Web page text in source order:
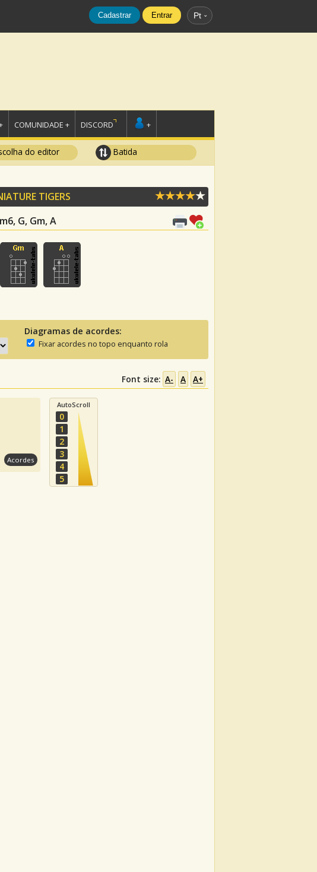
Cadastrar Entrar Pt
COMUNIDADE + DISCORD +
do editor Batida
TIGERS
G, Gm, A
Diagramas de acordes:
Fixar acordes no topo enquanto rola
Font size: A- A A+
Acordes
AutoScroll
0
1
2
3
4
5